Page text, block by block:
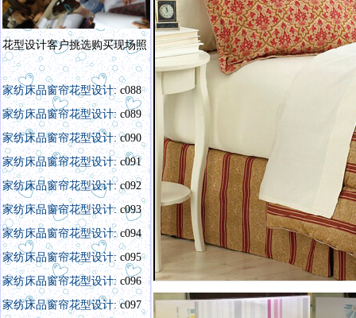
花型设计客户挑选购买现场照
家纺床品窗帘花型设计: c088
家纺床品窗帘花型设计: c089
家纺床品窗帘花型设计: c090
家纺床品窗帘花型设计: c091
家纺床品窗帘花型设计: c092
家纺床品窗帘花型设计: c093
家纺床品窗帘花型设计: c094
家纺床品窗帘花型设计: c095
家纺床品窗帘花型设计: c096
家纺床品窗帘花型设计: c097